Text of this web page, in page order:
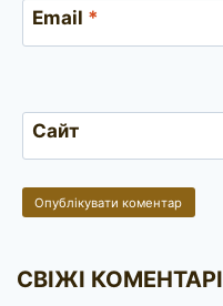
Email *
Сайт
СВІЖІ КОМЕНТАРІ